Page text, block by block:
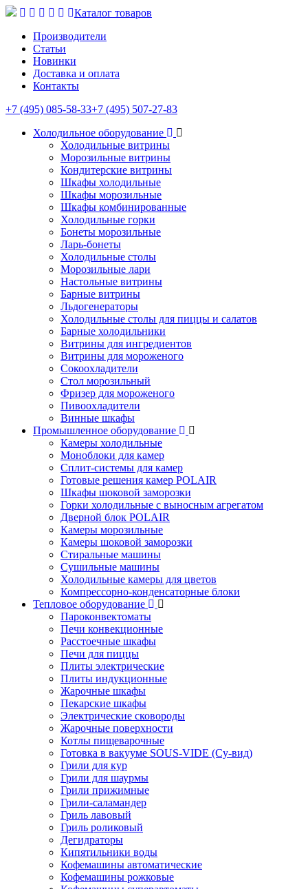
Каталог товаров
Производители
Статьи
Новинки
Доставка и оплата
Контакты
+7 (495) 085-58-33+7 (495) 507-27-83
Холодильное оборудование
Холодильные витрины
Морозильные витрины
Кондитерские витрины
Шкафы холодильные
Шкафы морозильные
Шкафы комбинированные
Холодильные горки
Бонеты морозильные
Ларь-бонеты
Холодильные столы
Морозильные лари
Настольные витрины
Барные витрины
Льдогенераторы
Холодильные столы для пиццы и салатов
Барные холодильники
Витрины для ингредиентов
Витрины для мороженого
Сокоохладители
Стол морозильный
Фризер для мороженого
Пивоохладители
Винные шкафы
Промышленное оборудование
Камеры холодильные
Моноблоки для камер
Сплит-системы для камер
Готовые решения камер POLAIR
Шкафы шоковой заморозки
Горки холодильные с выносным агрегатом
Дверной блок POLAIR
Камеры морозильные
Камеры шоковой заморозки
Стиральные машины
Сушильные машины
Холодильные камеры для цветов
Компрессорно-конденсаторные блоки
Тепловое оборудование
Пароконвектоматы
Печи конвекционные
Расстоечные шкафы
Печи для пиццы
Плиты электрические
Плиты индукционные
Жарочные шкафы
Пекарские шкафы
Электрические сковороды
Жарочные поверхности
Котлы пищеварочные
Готовка в вакууме SOUS-VIDE (Су-вид)
Грили для кур
Грили для шаурмы
Грили прижимные
Грили-саламандер
Гриль лавовый
Гриль роликовый
Дегидраторы
Кипятильники воды
Кофемашины автоматические
Кофемашины рожковые